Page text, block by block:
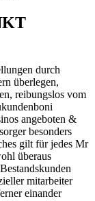
durch
überlegen,
reibungslos vom
angeboten &
besonders
gilt für jedes Mr
überaus
mitarbeiter
einander